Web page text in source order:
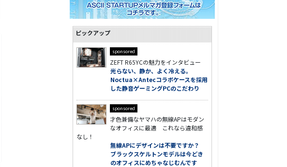
ピックアップ
sponsored
ZEFT R65YCの魅力をインタビュー
光らない、静か、よく冷える。
Noctua×Antecコラボケースを採用
した静音ゲーミングPCのこだわり
sponsored
才色兼備なヤマハの無線APはモダン
なオフィスに最適 これなら違和感
なし！
無線APにデザインは不要ですか？
ブラックスケルトンモデルは今どき
のオフィスにめちゃなじむんです